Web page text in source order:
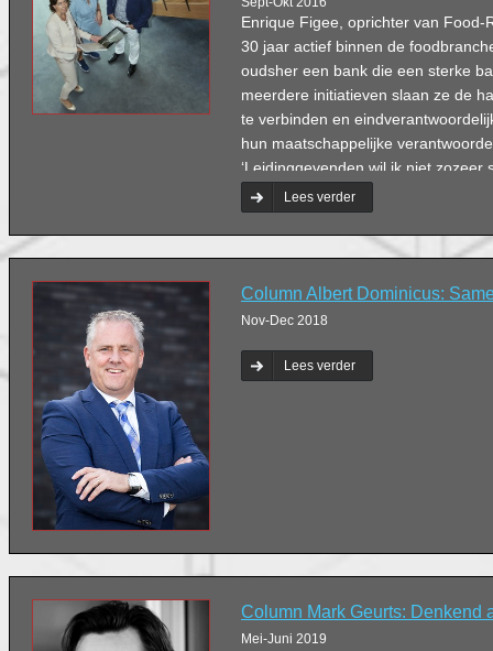
Enrique Figee, oprichter van Food-
30 jaar actief binnen de
oudsher een bank die een sterke
meerdere initiatieven slaan ze de
te verbinden en
hun maatschappelijke
‘Leidinggevenden wil ik niet
te verdienen, maar bovenal om
Lees verder
Column Albert Dominicus:
Nov-Dec 2018
Lees verder
Column Mark Geurts: Denkend
Mei-Juni 2019